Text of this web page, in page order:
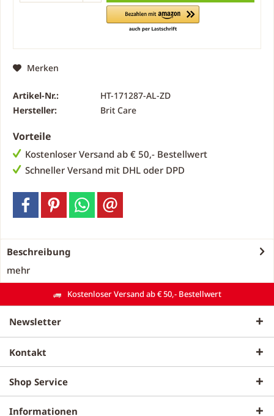
Merken
Artikel-Nr.:
HT-171287-AL-ZD
Hersteller:
Brit Care
Vorteile
Kostenloser Versand ab € 50,- Bestellwert
Schneller Versand mit DHL oder DPD
Beschreibung
mehr
Kostenloser Versand ab € 50,- Bestellwert
Newsletter
Kontakt
Shop Service
Informationen